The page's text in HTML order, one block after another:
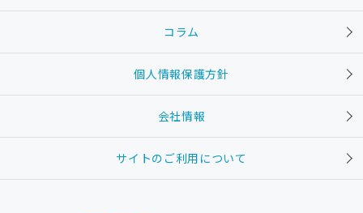
コラム
個人情報保護方針
会社情報
サイトのご利用について